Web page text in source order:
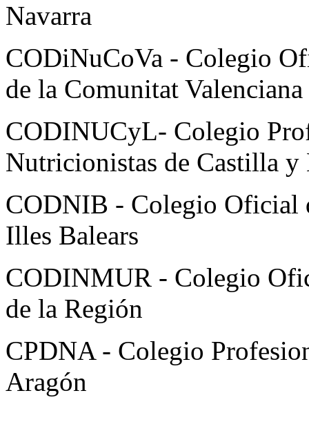
Navarra
CODiNuCoVa - Colegio
de la Comunitat Valenciana
CODINUCyL- Colegio
Nutricionistas de Castilla y
CODNIB - Colegio Oficial
Illes Balears
CODINMUR - Colegio
de la Región
CPDNA - Colegio
Aragón